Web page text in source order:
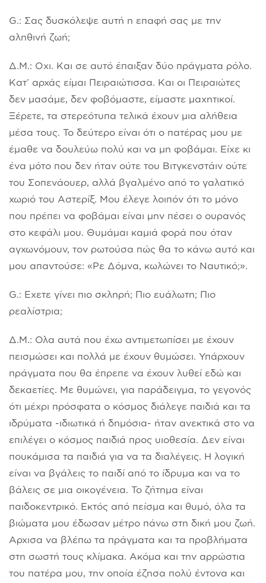
G.: Σας δυσκόλεψε αυτή η επαφή σας με την
αληθινή ζωή;
Δ.Μ.: Οχι. Και σε αυτό έπαιξαν δύο πράγματα ρόλο.
Κατ’ αρχάς είμαι Πειραιώτισσα. Και οι Πειραιώτες
δεν μασάμε, δεν φοβόμαστε, είμαστε μαχητικοί.
Ξέρετε, τα στερεότυπα τελικά έχουν μια αλήθεια
μέσα τους. Το δεύτερο είναι ότι ο πατέρας μου με
έμαθε να δουλεύω πολύ και να μη φοβάμαι. Είχε κι
ένα μότο που δεν ήταν ούτε του Βιτγκενστάιν ούτε
του Σοπενάουερ, αλλά βγαλμένο από το γαλατικό
χωριό του Αστερίξ. Μου έλεγε λοιπόν ότι το μόνο
που πρέπει να φοβάμαι είναι μην πέσει ο ουρανός
στο κεφάλι μου. Θυμάμαι καμιά φορά που όταν
αγχωνόμουν, τον ρωτούσα πώς θα το κάνω αυτό και
μου απαντούσε: «Ρε Δόμνα, κωλώνει το Ναυτικό;».
G.: Εχετε γίνει πιο σκληρή; Πιο ευάλωτη; Πιο
ρεαλίστρια;
Δ.Μ.: Ολα αυτά που έχω αντιμετωπίσει με έχουν
πεισμώσει και πολλά με έχουν θυμώσει. Υπάρχουν
πράγματα που θα έπρεπε να έχουν λυθεί εδώ και
δεκαετίες. Με θυμώνει, για παράδειγμα, το γεγονός
ότι μέχρι πρόσφατα ο κόσμος διάλεγε παιδιά και τα
ιδρύματα -ιδιωτικά ή δημόσια- ήταν ανεκτικά στο να
επιλέγει ο κόσμος παιδιά προς υιοθεσία. Δεν είναι
πουκάμισα τα παιδιά για να τα διαλέγεις. Η λογική
είναι να βγάλεις το παιδί από το ίδρυμα και να το
βάλεις σε μια οικογένεια. Το ζήτημα είναι
παιδοκεντρικό. Εκτός από πείσμα και θυμό, όλα τα
βιώματα μου έδωσαν μέτρο πάνω στη δική μου ζωή.
Αρχισα να βλέπω τα πράγματα και τα προβλήματα
στη σωστή τους κλίμακα. Ακόμα και την αρρώστια
του πατέρα μου, την οποία έζησα πολύ έντονα και